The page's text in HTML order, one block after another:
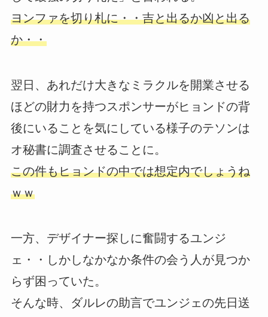
ヨンファを切り札に・・吉と出るか凶と出る
か・・
翌日、あれだけ大きなミラクルを開業させる
ほどの財力を持つスポンサーがヒョンドの背
後にいることを気にしている様子のテソンは
オ秘書に調査させることに。
この件もヒョンドの中では想定内でしょうね
ｗｗ
一方、デザイナー探しに奮闘するユンジ
ェ・・しかしなかなか条件の会う人が見つか
らず困っていた。
そんな時、ダルレの助言でユンジェの先日送